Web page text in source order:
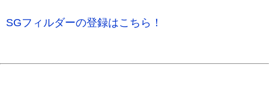
SGフィルダーの登録はこちら！